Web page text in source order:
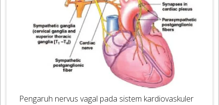
Pengaruh nervus vagal pada sistem kardiovaskuler